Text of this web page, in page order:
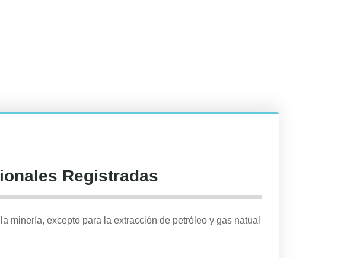
Registradas
minería, excepto para la extracción de petróleo y gas natual